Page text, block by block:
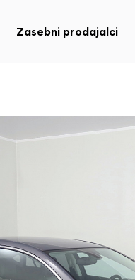
Zasebni prodajalci